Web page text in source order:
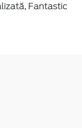
Fantastic